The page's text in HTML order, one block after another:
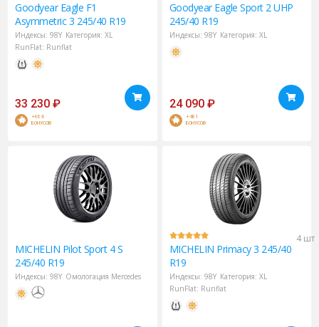
GoodyearEagle F1
Asymmetric 3 245/40 R19
Индексы: 98Y Категория: XL
RunFlat: Runflat
33 230 ₽
+664
БОНУСОВ
GoodyearEagle Sport 2 UHP
245/40 R19
Индексы: 98Y Категория: XL
24 090 ₽
+481
БОНУСОВ
MICHELIN Pilot Sport 4 S
245/40 R19
Индексы: 98Y Омологация Mercedes
4 шт
MICHELIN Primacy 3 245/40
R19
Индексы: 98Y Категория: XL
RunFlat: Runflat